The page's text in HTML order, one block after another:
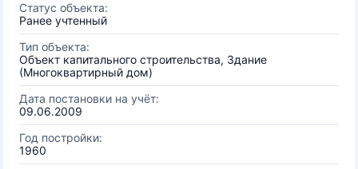
Статус объекта:
Ранее учтенный
Тип объекта:
Объект капитального строительства, Здание
(Многоквартирный дом)
Дата постановки на учёт:
09.06.2009
Год постройки:
1960